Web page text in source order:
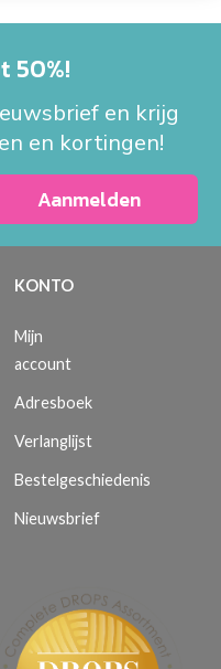
50%!
en krijg
en kortingen!
Aanmelden
KONTO
Mijn
account
Adresboek
Verlanglijst
Bestelgeschiedenis
Nieuwsbrief